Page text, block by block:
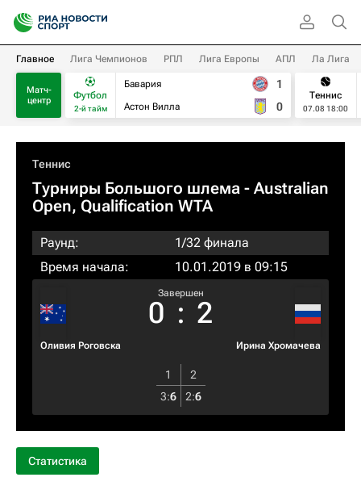
Главное Лига Чемпионов РПЛ Лига Европы АПЛ Ла Лига
Матч-
центр
Футбол
2-й тайм
Бавария
Астон Вилла
1
0
Теннис
07.08 18:00
Теннис
Турниры Большого шлема - Australian
Open, Qualification WTA
Раунд:
1/32 финала
Время начала:
10.01.2019 в 09:15
Оливия Роговска
Завершен
0 : 2
Ирина Хромачева
1
2
3:6 2:6
Статистика